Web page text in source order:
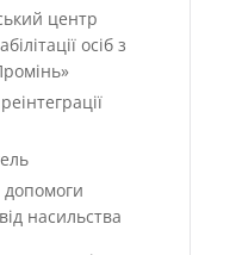
центр
осіб з
насильства